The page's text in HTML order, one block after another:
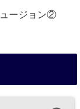
ージョン②